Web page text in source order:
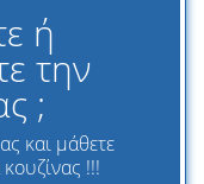
ή
την
;
και μάθετε
!!!